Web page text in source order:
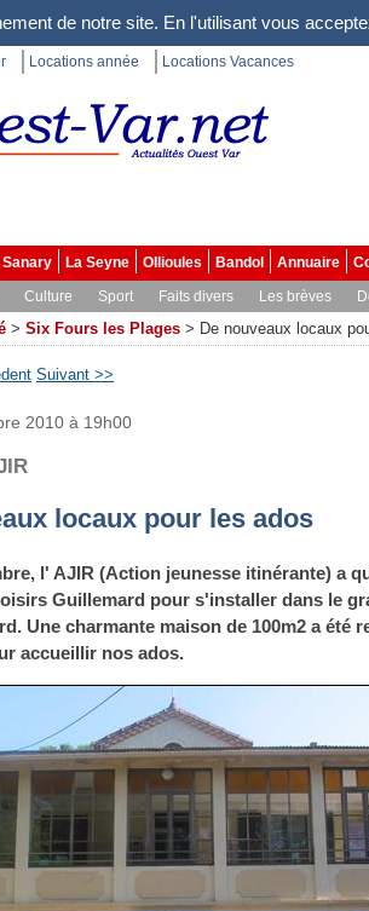
de notre site. En l'utilisant vous
Locations année Locations Vacances
Sanary La Seyne Ollioules Bandol Annuaire
Culture Sport Faits divers Les brèves
> Six Fours les Plages > De nouveaux locaux
Suivant >>
2010 à 19h00
locaux pour les ados
l' AJIR (Action jeunesse itinérante) a
Guillemard pour s'installer dans le
Une charmante maison de 100m2 a été
accueillir nos ados.